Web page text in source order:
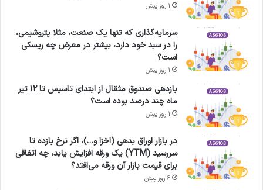
1 روز پیش
سرمایه‌گذاری که تنها یک صنعت، مثلا پتروشیمی،
را در سبد خود دارد، بیشتر در معرض چه ریسکی
است؟
1 روز پیش
بازدهی صندوق مثقال از ابتدای تاسیس تا ۱۲ تیر
ماه چند درصد بوده است؟
1 روز پیش
در بازار اوراق بدهی (اخزا و…)، اگر نرخ بازده تا
سررسید (YTM) یک ورقه افزایش یابد، چه اتفاقی
برای قیمت بازار آن ورقه می‌افتد؟
6 روز پیش